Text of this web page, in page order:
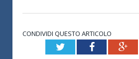
CONDIVIDI QUESTO ARTICOLO
TwitterFacebook